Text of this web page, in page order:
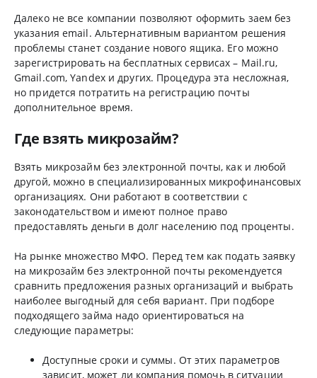
Далеко не все компании позволяют оформить заем без
указания email. Альтернативным вариантом решения
проблемы станет создание нового ящика. Его можно
зарегистрировать на бесплатных сервисах – Mail.ru,
Gmail.com, Yandex и других. Процедура эта несложная,
но придется потратить на регистрацию почты
дополнительное время.
Где взять микрозайм?
Взять микрозайм без электронной почты, как и любой
другой, можно в специализированных микрофинансовых
организациях. Они работают в соответствии с
законодательством и имеют полное право
предоставлять деньги в долг населению под проценты.
На рынке множество МФО. Перед тем как подать заявку
на микрозайм без электронной почты рекомендуется
сравнить предложения разных организаций и выбрать
наиболее выгодный для себя вариант. При подборе
подходящего займа надо ориентироваться на
следующие параметры:
Доступные сроки и суммы. От этих параметров
зависит, может ли компания помочь в ситуации